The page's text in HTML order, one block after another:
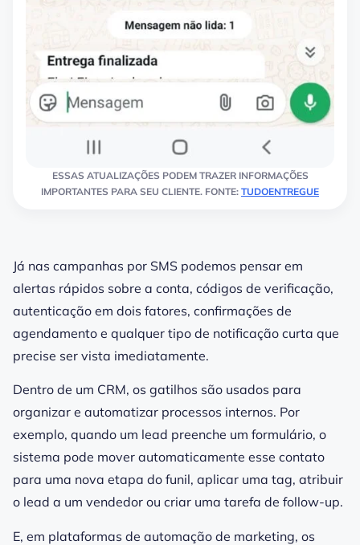
ESSAS ATUALIZAÇÕES PODEM TRAZER INFORMAÇÕES
IMPORTANTES PARA SEU CLIENTE. FONTE: TUDOENTREGUE
Já nas campanhas por SMS podemos pensar em
alertas rápidos sobre a conta, códigos de verificação,
autenticação em dois fatores, confirmações de
agendamento e qualquer tipo de notificação curta que
precise ser vista imediatamente.
Dentro de um CRM, os gatilhos são usados para
organizar e automatizar processos internos. Por
exemplo, quando um lead preenche um formulário, o
sistema pode mover automaticamente esse contato
para uma nova etapa do funil, aplicar uma tag, atribuir
o lead a um vendedor ou criar uma tarefa de follow-up.
E, em plataformas de automação de marketing, os